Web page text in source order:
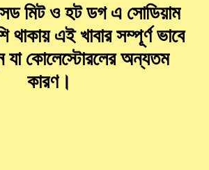
মিট ও হট ডগ এ সোডিয়াম
থাকায় এই খাবার সম্পূর্ণ ভাবে
যা কোলেস্টোরলের অন্যতম
কারণ।